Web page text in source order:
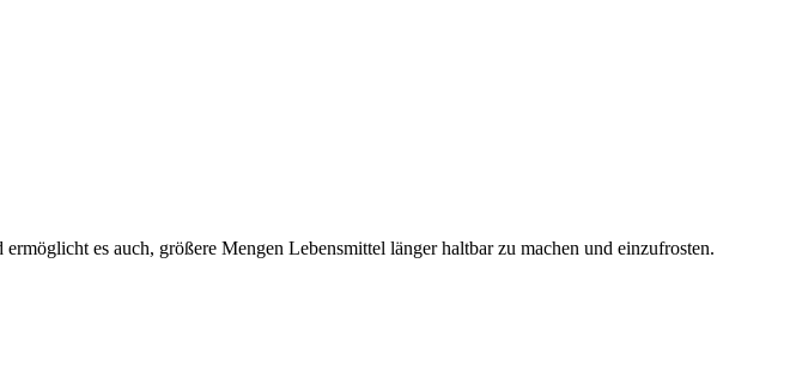
es auch, größere Mengen Lebensmittel länger haltbar zu machen und einzufrosten.